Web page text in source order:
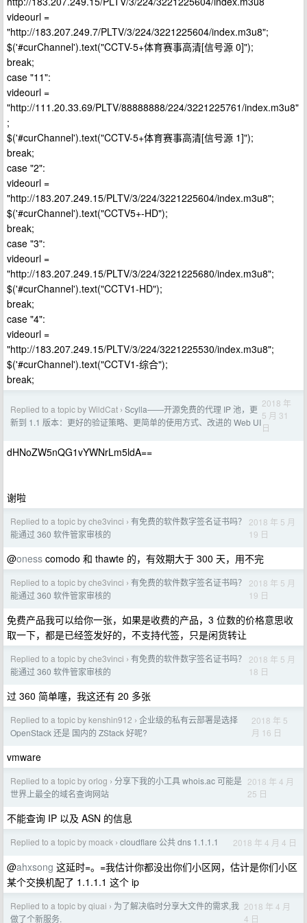
videourl =
"http://183.207.249.7/PLTV/3/224/3221225604/index.m3u8";
$('#curChannel').text("CCTV-5+体育赛事高清[信号源 0]");
break;
case "11":
videourl =
"http://111.20.33.69/PLTV/88888888/224/3221225761/index.m3u8"
;
$('#curChannel').text("CCTV-5+体育赛事高清[信号源 1]");
break;
case "2":
videourl =
"http://183.207.249.15/PLTV/3/224/3221225604/index.m3u8";
$('#curChannel').text("CCTV5+-HD");
break;
case "3":
videourl =
"http://183.207.249.15/PLTV/3/224/3221225680/index.m3u8";
$('#curChannel').text("CCTV1-HD");
break;
case "4":
videourl =
"http://183.207.249.15/PLTV/3/224/3221225530/index.m3u8";
$('#curChannel').text("CCTV1-综合");
break;
Replied to a topic by WildCat › Scylla——开源免费的代理 IP 池，更
新到 1.1 版本：更好的验证策略、更简单的使用方式、改进的 Web UI
2018 年
5 月 31
日
dHNoZW5nQG1vYWNrLm5ldA==
谢啦
Replied to a topic by che3vinci › 有免费的软件数字签名证书吗？
能通过 360 软件管家审核的
2018 年 5 月
19 日
@oness comodo 和 thawte 的，有效期大于 300 天，用不完
Replied to a topic by che3vinci › 有免费的软件数字签名证书吗？
能通过 360 软件管家审核的
2018 年 5 月
19 日
免费产品我可以给你一张，如果是收费的产品，3 位数的价格意思收
取一下，都是已经签发好的，不支持代签，只是闲货转让
Replied to a topic by che3vinci › 有免费的软件数字签名证书吗？
能通过 360 软件管家审核的
2018 年 5 月
18 日
过 360 简单噻，我这还有 20 多张
Replied to a topic by kenshin912 › 企业级的私有云部署是选择
OpenStack 还是 国内的 ZStack 好呢?
2018 年 5
月 16 日
vmware
Replied to a topic by orlog › 分享下我的小工具 whois.ac 可能是
世界上最全的域名查询网站
2018 年 4 月
25 日
不能查询 IP 以及 ASN 的信息
Replied to a topic by moack › cloudflare 公共 dns 1.1.1.1 2018 年 4 月 4 日
@ahxsong 这延时=。=我估计你都没出你们小区网，估计是你们小区
某个交换机配了 1.1.1.1 这个 ip
Replied to a topic by qiuai › 为了解决临时分享大文件的需求,我
做了个新服务.
2018 年 4 月
4 日